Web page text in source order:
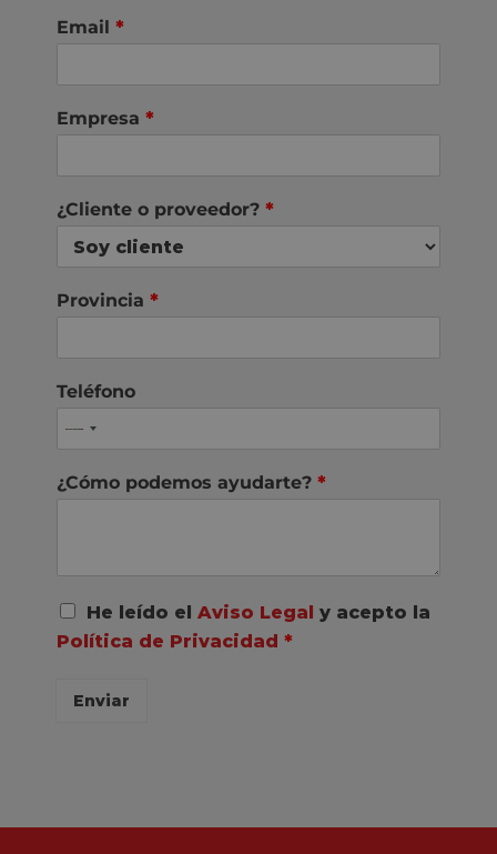
Email *
Empresa *
¿Cliente o proveedor? *
Provincia *
Teléfono
¿Cómo podemos ayudarte? *
A
c
u
D
He leído el Aviso Legal y acepto la
Política de Privacidad *
Enviar